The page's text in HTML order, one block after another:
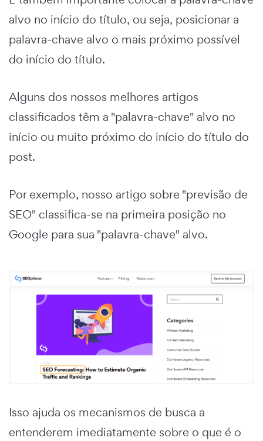
alvo no início do título, ou seja, posicionar a
palavra-chave alvo o mais próximo possível
do início do título.
Alguns dos nossos melhores artigos
classificados têm a "palavra-chave" alvo no
início ou muito próximo do início do título do
post.
Por exemplo, nosso artigo sobre "previsão de
SEO" classifica-se na primeira posição no
Google para sua "palavra-chave" alvo.
Isso ajuda os mecanismos de busca a
entenderem imediatamente sobre o que é o